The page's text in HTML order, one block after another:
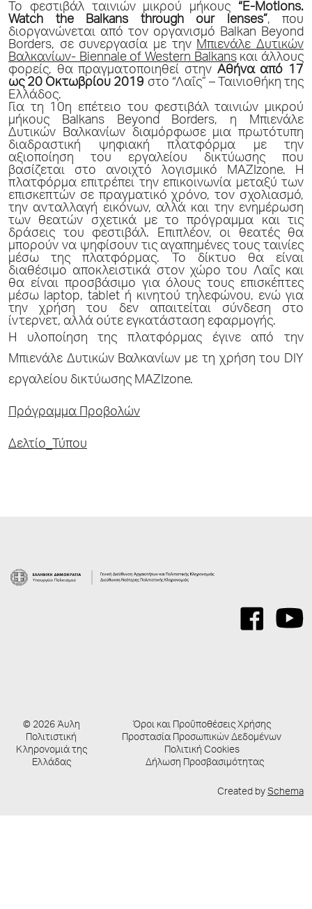
Το φεστιβάλ ταινιών μικρού μήκους “E-Motions.
Watch the Balkans through our lenses”, που
διοργανώνεται από τον οργανισμό Balkan Beyond
Borders, σε συνεργασία με την Μπιενάλε Δυτικών
Βαλκανίων- Biennale of Western Balkansκαι άλλους
φορείς, θα πραγματοποιηθεί στην Αθήνα από 17
ως 20 Οκτωβρίου 2019 στο “Λαΐς” – Ταινιοθήκη της
Ελλάδος.
Για τη 10η
επέτειο του φεστιβάλ ταινιών μικρού
μήκους Balkans Beyond Borders, η Μπιενάλε
Δυτικών Βαλκανίων διαμόρφωσε μια πρωτότυπη
διαδραστική ψηφιακή πλατφόρμα με την
αξιοποίηση του εργαλείου δικτύωσης που
βασίζεται στο ανοιχτό λογισμικό MAZIzone. Η
πλατφόρμα επιτρέπει την επικοινωνία μεταξύ των
επισκεπτών σε πραγματικό χρόνο, τον σχολιασμό,
την ανταλλαγή εικόνων, αλλά και την ενημέρωση
των θεατών σχετικά με το πρόγραμμα και τις
δράσεις του φεστιβάλ. Επιπλέον, οι θεατές θα
μπορούν να ψηφίσουν τις αγαπημένες τους ταινίες
μέσω της πλατφόρμας. Το δίκτυο θα είναι
διαθέσιμο αποκλειστικά στον χώρο του Λαΐς και
θα είναι προσβάσιμο για όλους τους επισκέπτες
μέσω laptop, tablet ή κινητού τηλεφώνου, ενώ για
την χρήση του δεν απαιτείται σύνδεση στο
ίντερνετ, αλλά ούτε εγκατάσταση εφαρμογής.
Η υλοποίηση της πλατφόρμας έγινε από την
Μπιενάλε Δυτικών Βαλκανίων με τη χρήση του DIY
εργαλείου δικτύωσης MAZIzone.
Πρόγραμμα Προβολών
Δελτίο_Τύπου
© 2026 Άυλη
Πολιτιστική
Κληρονομιά της
Ελλάδας
Όροι και Προΰποθέσεις Χρήσης
Προστασία Προσωπικών Δεδομένων
Πολιτική Cookies
Δήλωση Προσβασιμότητας
Created by Schema